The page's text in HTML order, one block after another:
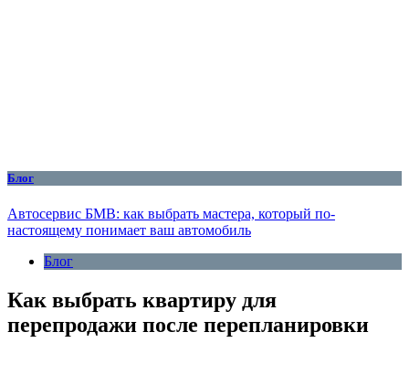
Блог
Автосервис БМВ: как выбрать мастера, который по-
настоящему понимает ваш автомобиль
Блог
Как выбрать квартиру для
перепродажи после перепланировки